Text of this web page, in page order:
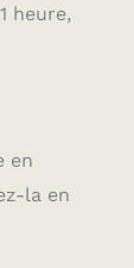
heure,
en
la en